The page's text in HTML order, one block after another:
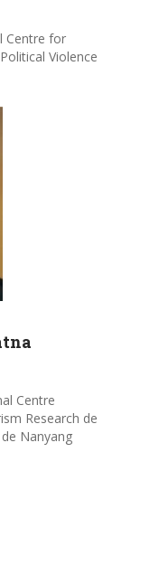
Centre for
Violence
Centre
Research de
Nanyang